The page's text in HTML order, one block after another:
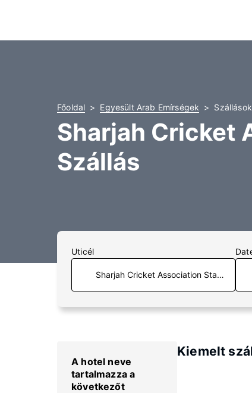
Főoldal Egyesült Arab Emírségek
Sharjah Cricket
Szállás
Uticél
A hotel neve
tartalmazza a
következőt
Kiemelt